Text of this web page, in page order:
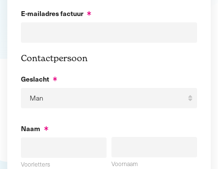
E-mailadres factuur
Contactpersoon
Geslacht
Naam
Voorletters Voornaam